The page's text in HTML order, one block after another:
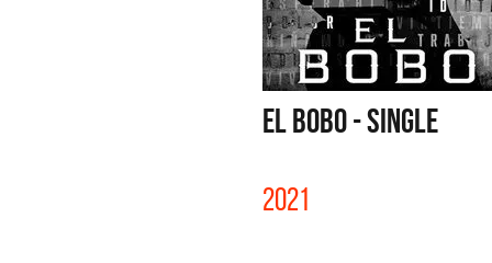
EL BOBO - SINGLE
2021